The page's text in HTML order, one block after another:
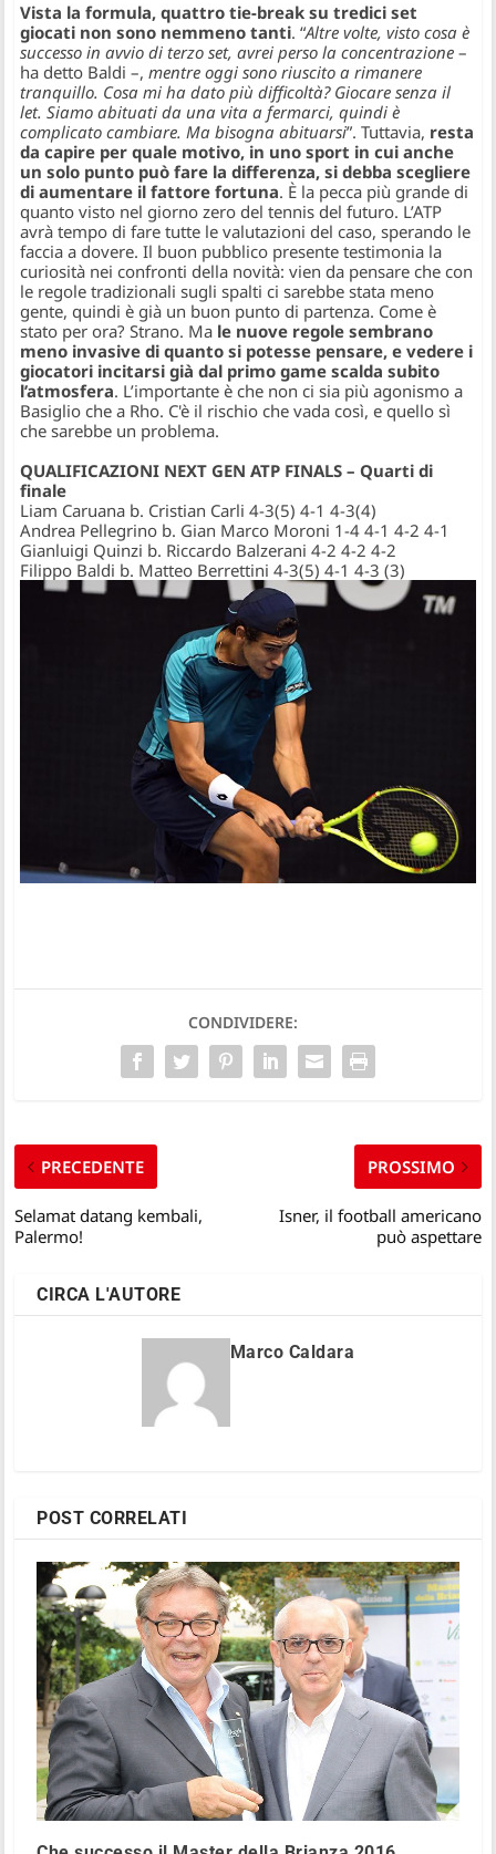
Vista la formula, quattro tie-break su tredici set
giocati non sono nemmeno tanti. “Altre volte, visto cosa è
successo in avvio di terzo set, avrei perso la concentrazione –
ha detto Baldi –,mentre oggi sono riuscito a rimanere
tranquillo. Cosa mi ha dato più difficoltà? Giocare senza il
let. Siamo abituati da una vita a fermarci, quindi è
complicato cambiare. Ma bisogna abituarsi”. Tuttavia, resta
da capire per quale motivo, in uno sport in cui anche
un solo punto può fare la differenza, si debba scegliere
di aumentare il fattore fortuna. È la pecca più grande di
quanto visto nel giorno zero del tennis del futuro. L’ATP
avrà tempo di fare tutte le valutazioni del caso, sperando le
faccia a dovere. Il buon pubblico presente testimonia la
curiosità nei confronti della novità: vien da pensare che con
le regole tradizionali sugli spalti ci sarebbe stata meno
gente, quindi è già un buon punto di partenza. Come è
stato per ora? Strano. Ma le nuove regole sembrano
meno invasive di quanto si potesse pensare, e vedere i
giocatori incitarsi già dal primo game scalda subito
l’atmosfera. L’importante è che non ci sia più agonismo a
Basiglio che a Rho. C'è il rischio che vada così, e quello sì
che sarebbe un problema.
QUALIFICAZIONI NEXT GEN ATP FINALS – Quarti di
finale
Liam Caruana b. Cristian Carli 4-3(5) 4-1 4-3(4)
Andrea Pellegrino b. Gian Marco Moroni 1-4 4-1 4-2 4-1
Gianluigi Quinzi b. Riccardo Balzerani 4-2 4-2 4-2
Filippo Baldi b. Matteo Berrettini 4-3(5) 4-1 4-3 (3)
CONDIVIDERE:
PRECEDENTE
Selamat datang kembali,
Palermo!
PROSSIMO
Isner, il football americano
può aspettare
CIRCA L'AUTORE
Marco Caldara
POST CORRELATI